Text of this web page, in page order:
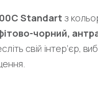
Standart з
чорний,
свій інтер’єр,